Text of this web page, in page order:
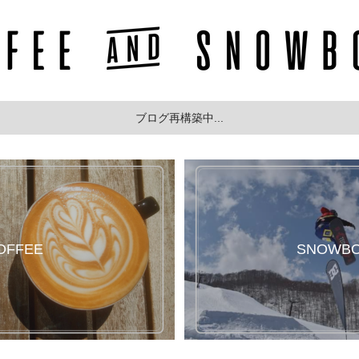
ブログ再構築中...